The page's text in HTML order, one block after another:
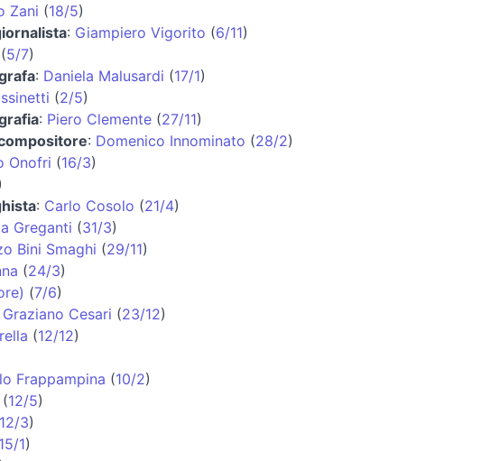
Zani (18/5)
: Giampiero Vigorito (6/11)
(5/7)
: Daniela Malusardi (17/1)
(2/5)
: Piero Clemente(27/11)
: Domenico Innominato (28/2)
Onofri (16/3)
: Carlo Cosolo (21/4)
Greganti (31/3)
Bini Smaghi (29/11)
(24/3)
(7/6)
Graziano Cesari (23/12)
(12/12)
Frappampina (10/2)
(12/5)
12/3)
15/1)